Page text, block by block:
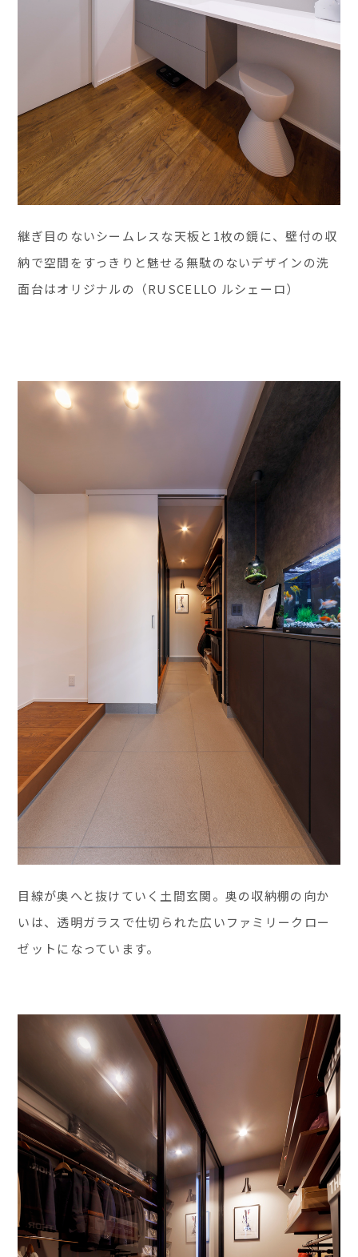
継ぎ目のないシームレスな天板と1枚の鏡に、壁付の収
納で空間をすっきりと魅せる無駄のないデザインの洗
面台はオリジナルの（RUSCELLO ルシェーロ）
目線が奥へと抜けていく土間玄関。奥の収納棚の向か
いは、透明ガラスで仕切られた広いファミリークロー
ゼットになっています。